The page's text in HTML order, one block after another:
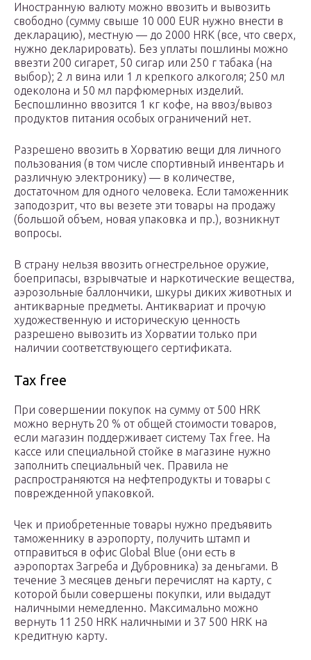
Иностранную валюту можно ввозить и вывозить
свободно (сумму свыше 10 000 EUR нужно внести в
декларацию), местную — до 2000 HRK (все, что сверх,
нужно декларировать). Без уплаты пошлины можно
ввезти 200 сигарет, 50 сигар или 250 г табака (на
выбор); 2 л вина или 1 л крепкого алкоголя; 250 мл
одеколона и 50 мл парфюмерных изделий.
Беспошлинно ввозится 1 кг кофе, на ввоз/вывоз
продуктов питания особых ограничений нет.
Разрешено ввозить в Хорватию вещи для личного
пользования (в том числе спортивный инвентарь и
различную электронику) — в количестве,
достаточном для одного человека. Если таможенник
заподозрит, что вы везете эти товары на продажу
(большой объем, новая упаковка и пр.), возникнут
вопросы.
В страну нельзя ввозить огнестрельное оружие,
боеприпасы, взрывчатые и наркотические вещества,
аэрозольные баллончики, шкуры диких животных и
антикварные предметы. Антиквариат и прочую
художественную и историческую ценность
разрешено вывозить из Хорватии только при
наличии соответствующего сертификата.
Tax free
При совершении покупок на сумму от 500 HRK
можно вернуть 20 % от общей стоимости товаров,
если магазин поддерживает систему Tax free. На
кассе или специальной стойке в магазине нужно
заполнить специальный чек. Правила не
распространяются на нефтепродукты и товары с
поврежденной упаковкой.
Чек и приобретенные товары нужно предъявить
таможеннику в аэропорту, получить штамп и
отправиться в офис Global Blue (они есть в
аэропортах Загреба и Дубровника) за деньгами. В
течение 3 месяцев деньги перечислят на карту, с
которой были совершены покупки, или выдадут
наличными немедленно. Максимально можно
вернуть 11 250 HRK наличными и 37 500 HRK на
кредитную карту.